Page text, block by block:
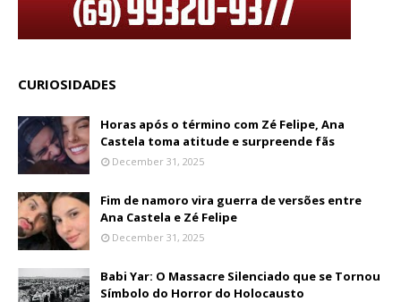
CURIOSIDADES
Horas após o término com Zé Felipe, Ana
Castela toma atitude e surpreende fãs
December 31, 2025
Fim de namoro vira guerra de versões entre
Ana Castela e Zé Felipe
December 31, 2025
Babi Yar: O Massacre Silenciado que se Tornou
Símbolo do Horror do Holocausto